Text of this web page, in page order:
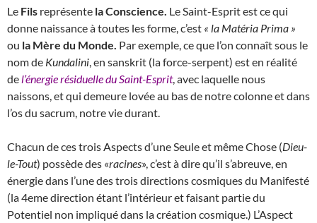
Le Fils représente la Conscience. Le Saint-Esprit est ce qui
donne naissance à toutes les forme, c’est « la Matéria Prima »
ou la Mère du Monde. Par exemple, ce que l’on connaît sous le
nom de Kundalini , en sanskrit (la force-serpent) est en réalité
de l’énergie résiduelle du Saint-Esprit, avec laquelle nous
naissons, et qui demeure lovée au bas de notre colonne et dans
l’os du sacrum, notre vie durant.
Chacun de ces trois Aspects d’une Seule et même Chose (Dieu-
le-Tout) possède des «racines», c’est à dire qu’il s’abreuve, en
énergie dans l’une des trois directions cosmiques du Manifesté
(la 4eme direction étant l’intérieur et faisant partie du
Potentiel non impliqué dans la création cosmique.) L’Aspect